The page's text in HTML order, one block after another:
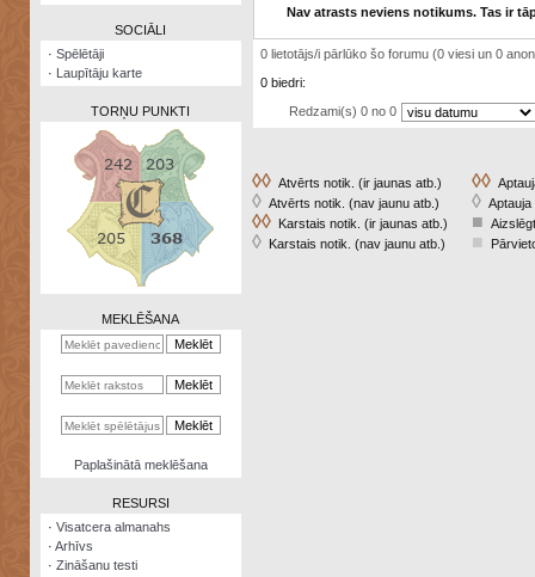
Zināšanu
kalkulators
Nomētātās
SOCIĀLI
· Spēlētāji
· Laupītāju karte
TORŅU PUNKTI
MEKLĒŠANA
Paplašinātā meklēšana
RESURSI
· Visatcera almanahs
· Arhīvs
· Zināšanu testi
Nav atrasts neviens notikums. Tas ir
0 lietotājs/i pārlūko šo forumu (0 viesi un 0
0 biedri:
Redzami(s) 0 no 0
◊◊Atvērts notik. (ir jaunas atb.)
◊Atvērts notik. (nav jaunu atb.)
◊◊Karstais notik. (ir jaunas atb.)
◊Karstais notik. (nav jaunu atb.)
◊◊
◊Aptauja
■
■